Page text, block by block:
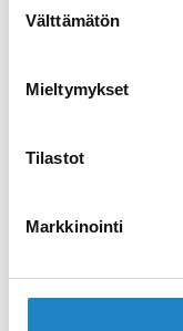
valinta
Välttämätön
Mieltymykset
Tilastot
Markkinointi
HUGOS